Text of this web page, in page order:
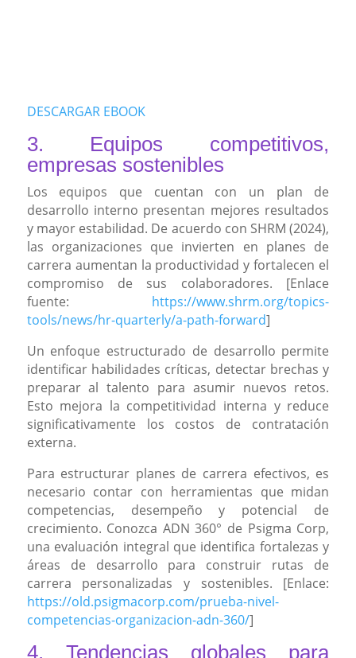
DESCARGAR EBOOK
3. Equipos competitivos,
empresas sostenibles
Los equipos que cuentan con un plan de
desarrollo interno presentan mejores resultados
y mayor estabilidad. De acuerdo con SHRM (2024),
las organizaciones que invierten en planes de
carrera aumentan la productividad y fortalecen el
compromiso de sus colaboradores. [Enlace
fuente: https://www.shrm.org/topics-
tools/news/hr-quarterly/a-path-forward]
Un enfoque estructurado de desarrollo permite
identificar habilidades críticas, detectar brechas y
preparar al talento para asumir nuevos retos.
Esto mejora la competitividad interna y reduce
significativamente los costos de contratación
externa.
Para estructurar planes de carrera efectivos, es
necesario contar con herramientas que midan
competencias, desempeño y potencial de
crecimiento. Conozca ADN 360° de Psigma Corp,
una evaluación integral que identifica fortalezas y
áreas de desarrollo para construir rutas de
carrera personalizadas y sostenibles. [Enlace:
https://old.psigmacorp.com/prueba-nivel-
competencias-organizacion-adn-360/]
4. Tendencias globales para